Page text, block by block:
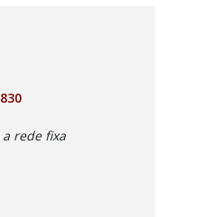
rede fixa